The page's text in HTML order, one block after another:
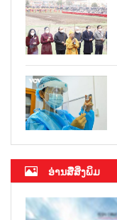
ອ່ານສື່ສິ່ງພິມ